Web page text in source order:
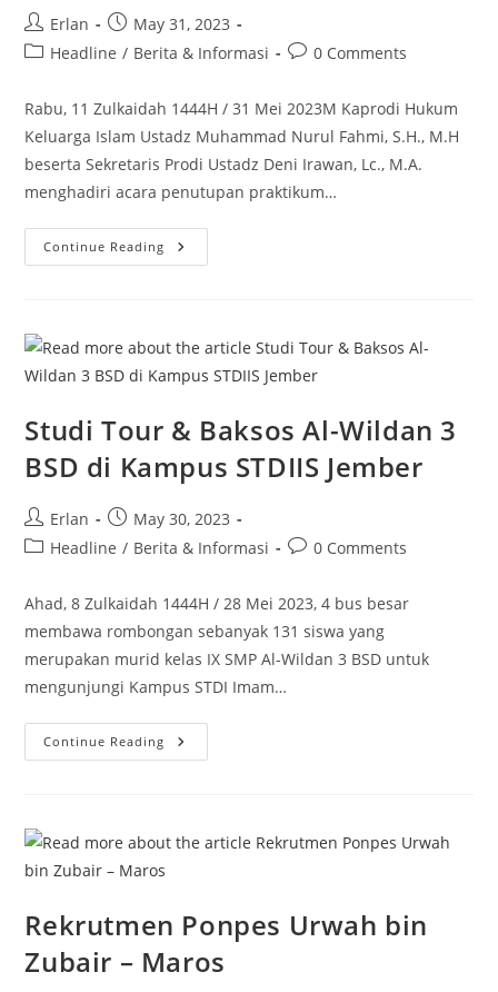
Post
author:
Erlan
Post
published:
May 31, 2023
PostHeadline / Berita & Informasi
Post0 Comments
Rabu, 11 Zulkaidah 1444H / 31 Mei 2023M Kaprodi Hukum
Keluarga Islam Ustadz Muhammad Nurul Fahmi, S.H., M.H
beserta Sekretaris Prodi Ustadz Deni Irawan, Lc., M.A.
menghadiri acara penutupan praktikum…
Continue Reading Penutupan
Praktikum
Pengadilan
Agama
Jember
Studi Tour & Baksos Al-Wildan 3
BSD di Kampus STDIIS Jember
Post
author:
Erlan
Post
published:
May 30, 2023
PostHeadline / Berita & Informasi
Post0 Comments
Ahad, 8 Zulkaidah 1444H / 28 Mei 2023, 4 bus besar
membawa rombongan sebanyak 131 siswa yang
merupakan murid kelas IX SMP Al-Wildan 3 BSD untuk
mengunjungi Kampus STDI Imam…
Continue Reading Studi
Tour
3
BSD
Di
Kampus
Jember
Rekrutmen Ponpes Urwah bin
Zubair – Maros